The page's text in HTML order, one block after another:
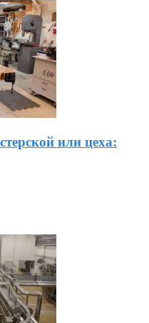
или цеха: